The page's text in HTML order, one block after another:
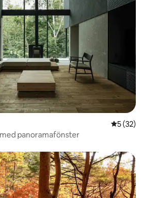
5 av 5 i
5 (32)
med panoramafönster